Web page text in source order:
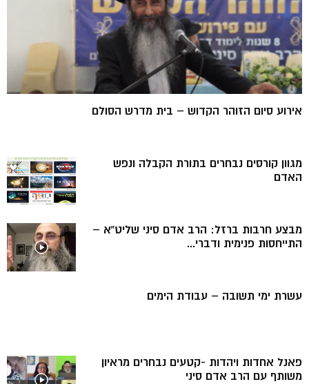
אירוע סיום הזוהר הקדוש – בית מדרש הסולם
מגוון קורסים נבחרים בתורת הקבלה ונפש
האדם
מבצע חרבות ברזל: הרב אדם סיני שליט”א –
התייחסות פנימית ודברי...
עשרת ימי תשובה – עבודת הימים
פאנל אחדות ויהדות -קטעים נבחרים מראיון
משותף עם הרב אדם סיני